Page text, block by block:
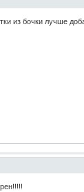
из бочки лучше